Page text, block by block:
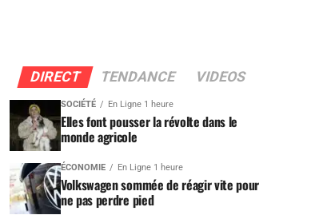
DIRECT TENDANCE VIDEOS
SOCIÉTÉ En Ligne 1 heure
Elles font pousser la révolte dans le
monde agricole
ÉCONOMIE En Ligne 1 heure
Volkswagen sommée de réagir vite pour
ne pas perdre pied